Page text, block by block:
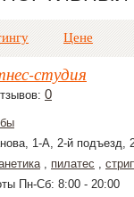
Цене
студия
0
1-А, 2-й подъезд,
, пилатес ,
Пн-Сб: 8:00 - 20:00